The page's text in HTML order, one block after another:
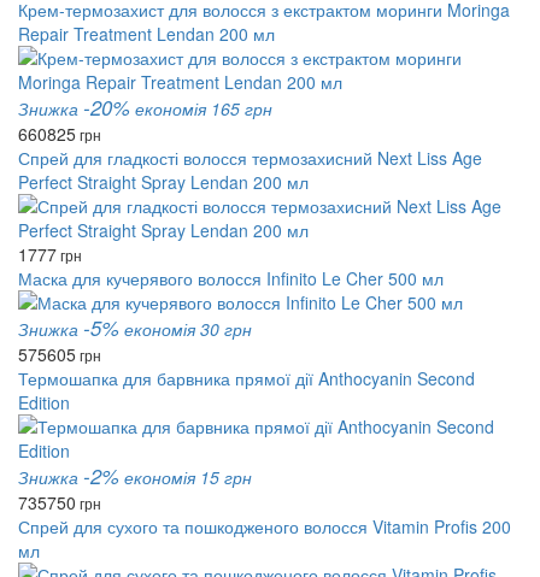
Крем-термозахист для волосся з екстрактом моринги Moringa
Repair Treatment Lendan 200 мл
Знижка -20% економія 165 грн
660825грн
Спрей для гладкості волосся термозахисний Next Liss Age
Perfect Straight Spray Lendan 200 мл
1777грн
Маска для кучерявого волосся Infinito Le Cher 500 мл
Знижка -5% економія 30 грн
575605грн
Термошапка для барвника прямої дії Anthocyanin Second
Edition
Знижка -2% економія 15 грн
735750 грн
Спрей для сухого та пошкодженого волосся Vitamin Profis 200
мл